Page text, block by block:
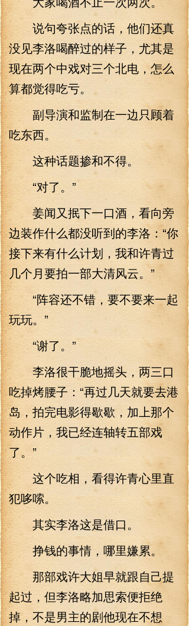
说句夸张点的话，他们还真
没见李洛喝醉过的样子，尤其是
现在两个中戏对三个北电，怎么
算都觉得吃亏。
副导演和监制在一边只顾着
吃东西。
这种话题掺和不得。
“对了。”
姜闻又抿下一口酒，看向旁
边装作什么都没听到的李洛：“你
接下来有什么计划，我和许青过
几个月要拍一部大清风云。”
“阵容还不错，要不要来一起
玩玩。”
“谢了。”
李洛很干脆地摇头，两三口
吃掉烤腰子：“再过几天就要去港
岛，拍完电影得歇歇，加上那个
动作片，我已经连轴转五部戏
了。”
这个吃相，看得许青心里直
犯哆嗦。
其实李洛这是借口。
挣钱的事情，哪里嫌累。
那部戏许大姐早就跟自己提
起过，但李洛略加思索便拒绝
掉，不是男主的剧他现在不想